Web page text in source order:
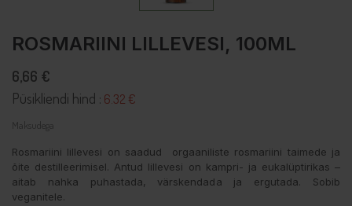
ROSMARIINI LILLEVESI, 100ML
6,66 €
Püsikliendi hind : 6.32 €
Maksudega
Rosmariini lillevesi on saadud orgaaniliste rosmariini taimede ja
õite destilleerimisel. Antud lillevesi on kampri- ja eukalüptirikas –
aitab nahka puhastada, värskendada ja ergutada. Sobib
veganitele.